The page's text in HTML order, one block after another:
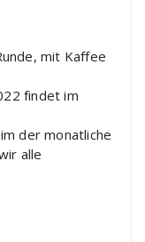
mit Kaffee
findet im
der monatliche
alle